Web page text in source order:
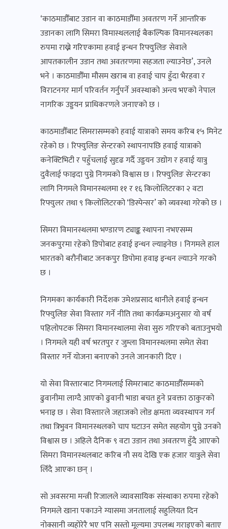
‘काठमाडौँबाट उडान वा काठमाडौँमा अवतरण गर्ने आन्तरिक
उडानका लागि सिमरा विमास्थललाई बैकल्पिक विमानस्थलका
रुपमा राख्ने गरिएकामा हवाई इन्धन रिफ्युलिङ सेवाले
आपतकालीन उडान तथा अवतरणमा सहजता ल्याउनेछ’, उनले
भने । काठमाडौँमा मौसम खराब वा हवाई चाप हुँदा भैरहवा र
विराटनगर मार्ग परिवर्तन गर्नुपर्ने अवस्थाको अन्त्य भएको नेपाल
नागरिक उड्डयन प्राधिकरणले जनाएको छ ।
काठमाडौँबाट सिमरासम्मको हवाई यात्राको समय करिब १५ मिनेट
रहेको छ । रिफ्युलिङ सेन्टरको स्थापनापछि हवाई यात्राको
कनेक्टिभिटी र पहुँचलाई सुदृढ गर्दै उड्डयन उद्योग र हवाई यात्रु
दुवैलाई फाइदा पुग्ने निगमको विश्वास छ । रिफ्युलिङ सेन्टरका
लागि निगमले विमानस्थलमा ११ र १६ किलोलिटरका २ वटा
रिफ्युलर तथा ९ किलोलिटरको ‘डिस्पेन्सर’ को व्यवस्था गरेको छ ।
सिमरा विमानस्थलमा भण्डारण ट्याङ्क स्थापना नभएसम्म
जनकपुरमा रहेको डिपोबाट हवाई इन्धन ल्याइनेछ । निगमले हाल
भारतको बरौनीबाट जनकपुर डिपोमा हवाइ इन्धन ल्याउने गरको
छ ।
निगमका कार्यकारी निर्देशक उमेशप्रसाद थानीले हवाई इन्धन
रिफ्युलिङ सेवा विस्तार गर्ने नीति तथा कार्यक्रमअनुसार यो वर्ष
पहिलोपटक सिमरा विमानस्थालमा सेवा सुरु गरिएको बताउनुभयो
। निगमले यही वर्ष भरतपुर र जुम्ला विमानस्थलमा समेत सेवा
विस्तार गर्ने योजना बनाएको उनले जानकारी दिए ।
यो सेवा विस्तारबाट निगमलाई सिमराबाट काठमाडौँसम्मको
ढुवानीमा लाग्दै आएको ढुवानी भाडा बचत हुने प्रवक्ता ठाकुरको
भनाइ छ । सेवा विस्तारले जहाजको लोड क्षमता व्यवस्थापन गर्न
तथा त्रिभुवन विमानस्थलको चाप घटाउन समेत सहयोग पुग्ने उनको
विश्वास छ । अहिले दैनिक ९ वटा उडान तथा अवतरण हुँदै आएको
सिमरा विमानस्थलबाट करिब नौ सय देखि एक हजार यात्रुले सेवा
लिँदै आएका छन् ।
सो अवसरमा मन्त्री रिजालले व्यावसायिक संस्थाका रुपमा रहेको
निगमले खाना पकाउने ग्यासमा जनतालाई सहुलियत दिन
नोक्सानी व्यहोरेरै भए पनि सस्तो मूल्यमा उपलब्ध गराइएको बताए